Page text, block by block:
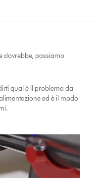
dovrebbe, possiamo
qual è il problema da
ed è il modo